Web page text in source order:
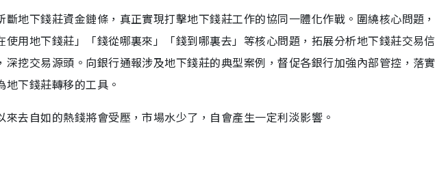
地下錢莊資金鏈條，真正實現打擊地下錢莊工作的協同一體化作戰。圍繞核心問題，
用地下錢莊」「錢從哪裏來」「錢到哪裏去」等核心問題，拓展分析地下錢莊交易信
挖交易源頭。向銀行通報涉及地下錢莊的典型案例，督促各銀行加強內部管控，落實
下錢莊轉移的工具。
去自如的熱錢將會受壓，市場水少了，自會產生一定利淡影響。